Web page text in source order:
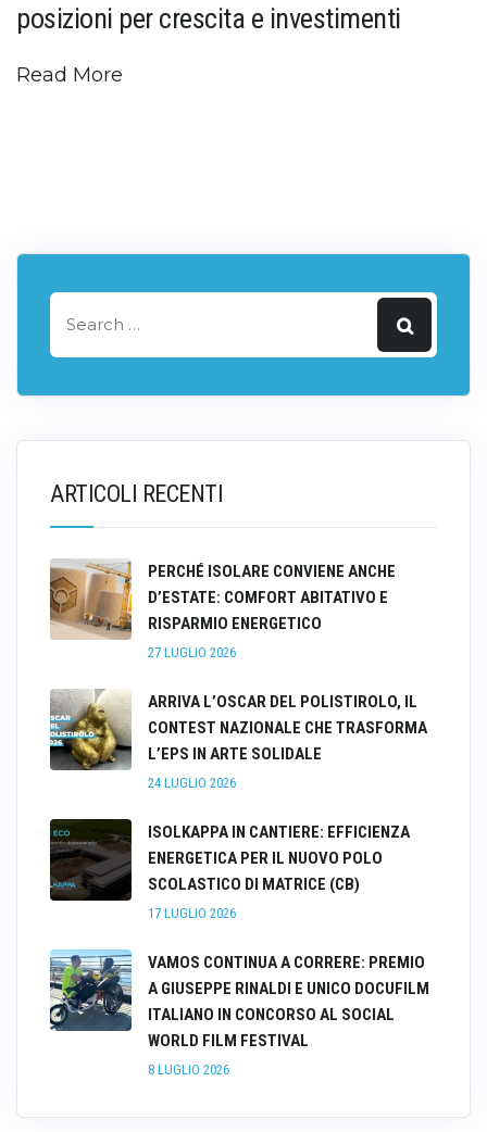
posizioni per crescita e investimenti
Read More
ARTICOLI RECENTI
PERCHÉ ISOLARE CONVIENE ANCHE
D’ESTATE: COMFORT ABITATIVO E
RISPARMIO ENERGETICO
27 LUGLIO 2026
ARRIVA L’OSCAR DEL POLISTIROLO, IL
CONTEST NAZIONALE CHE TRASFORMA
L’EPS IN ARTE SOLIDALE
24 LUGLIO 2026
ISOLKAPPA IN CANTIERE: EFFICIENZA
ENERGETICA PER IL NUOVO POLO
SCOLASTICO DI MATRICE (CB)
17 LUGLIO 2026
VAMOS CONTINUA A CORRERE: PREMIO
A GIUSEPPE RINALDI E UNICO DOCUFILM
ITALIANO IN CONCORSO AL SOCIAL
WORLD FILM FESTIVAL
8 LUGLIO 2026